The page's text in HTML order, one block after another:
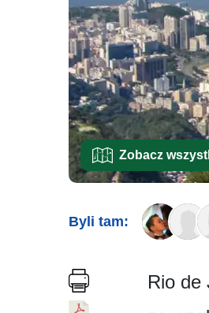
Zobacz
Byli tam:
Rio de